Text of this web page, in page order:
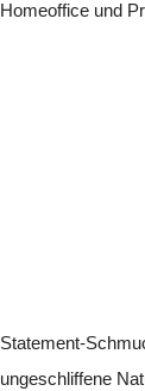
Homeoffice und
Statement-
ungeschliffene